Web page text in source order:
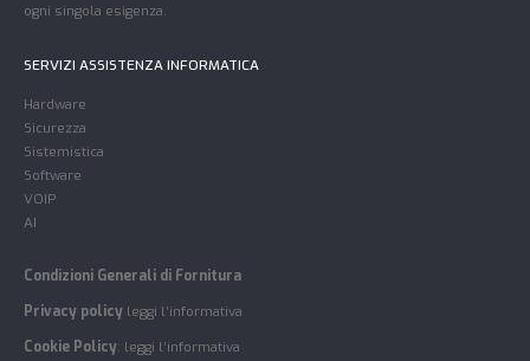
ogni singola esigenza.
SERVIZI ASSISTENZA INFORMATICA
Hardware
Sicurezza
Sistemistica
Software
VOIP
AI
Condizioni Generali di Fornitura
Privacy policy leggi l’informativa
Cookie Policy: leggi l’informativa